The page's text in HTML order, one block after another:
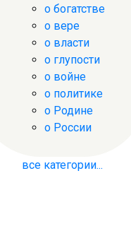
о богатстве
о вере
о власти
о глупости
о войне
о политике
о Родине
о России
все категории...